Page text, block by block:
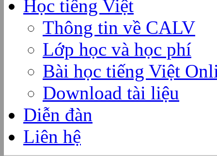
Học tiếng Việt
Thông tin về CALV
Lớp học và học phí
Bài học tiếng Việt
Download tài liệu
Diễn đàn
Liên hệ